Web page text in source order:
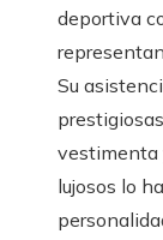
deportiva
Su
vestimenta
lujosos lo